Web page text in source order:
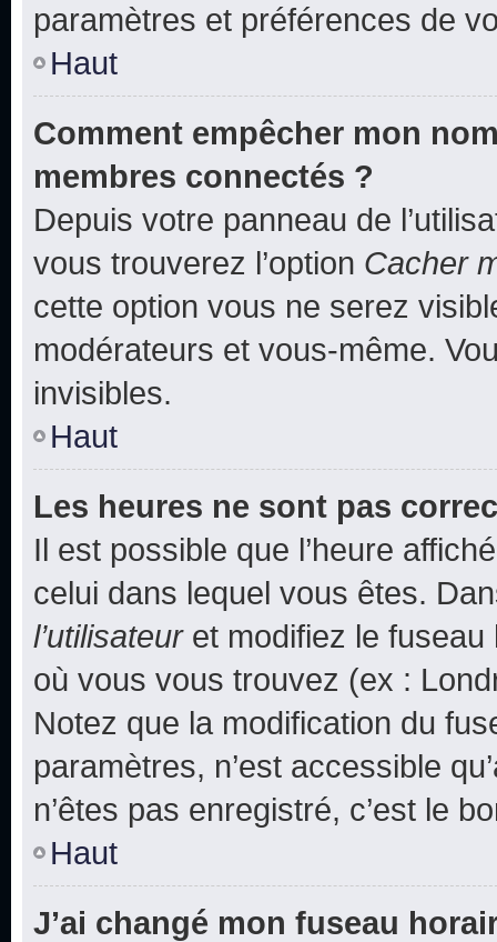
paramètres et préférences de
Haut
Comment empêcher mon
membres connectés ?
Depuis votre panneau de
vous trouverez l’option Cacher
cette option vous ne serez
modérateurs et vous-même.
invisibles.
Haut
Les heures ne sont pas
Il est possible que l’heure
celui dans lequel vous êtes.
l’utilisateuret modifiez le fuseau
où vous vous trouvez (ex :
Notez que la modification du
paramètres, n’est accessible
n’êtes pas enregistré, c’est le
Haut
J’ai changé mon fuseau